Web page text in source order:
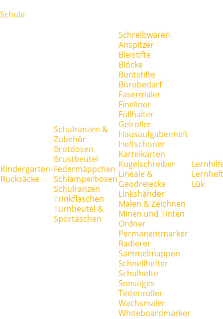
Schule
Kindergarten-
Rucksäcke
Schulranzen &
Zubehör
Brotdosen
Brustbeutel
Federmäppchen
Schlamperboxen
Schulranzen
Trinkflaschen
Turnbeutel &
Sportaschen
Schreibwaren
Anspitzer
Bleistifte
Blöcke
Buntstifte
Bürobedarf
Fasermaler
Fineliner
Füllhalter
Gelroller
Hausaufgabenheft
Heftschoner
Karteikarten
Kugelschreiber
Lineale &
Geodreiecke
Linkshänder
Malen & Zeichnen
Minen und Tinten
Ordner
Permanentmarker
Radierer
Sammelmappen
Schnellhefter
Schulhefte
Sonstiges
Tintenroller
Wachsmaler
Whiteboardmarker
Lük